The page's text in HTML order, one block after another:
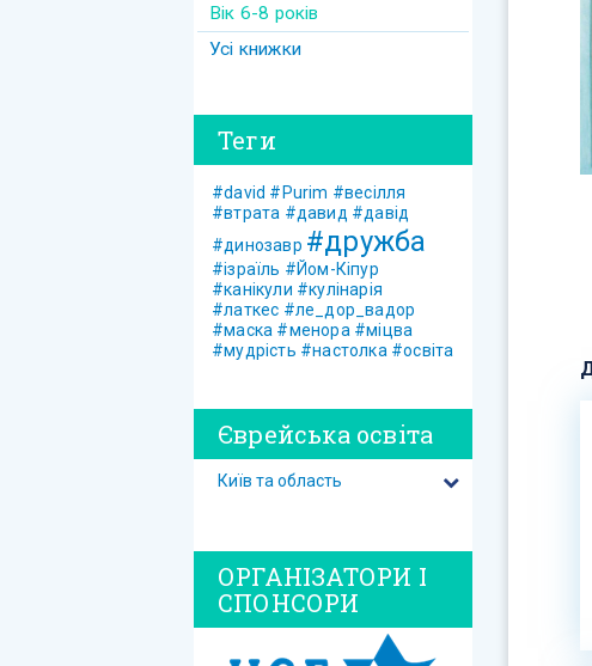
Вік 6-8 років
Усі книжки
Теги
#david #Purim #весілля
#втрата #давид #давід
#динозавр #дружба
#ізраїль #Йом-Кіпур
#канікули #кулінарія
#латкес #ле_дор_вадор
#маска #менора #міцва
#мудрість #настолка #освіта
Єврейська освіта
ОРГАНІЗАТОРИ І
СПОНСОРИ